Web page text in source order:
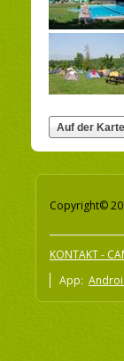
Copyright©
KONTAKT -
App: